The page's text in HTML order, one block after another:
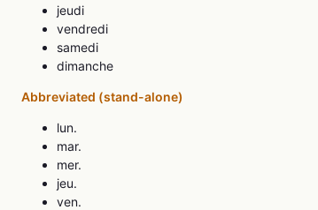
jeudi
vendredi
samedi
dimanche
Abbreviated (stand-alone)
lun.
mar.
mer.
jeu.
ven.